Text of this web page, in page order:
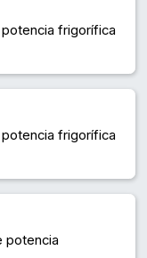
frigorífica
frigorífica
potencia